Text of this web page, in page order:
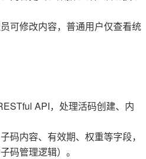
可修改内容，普通用户仅查看统
API，处理活码创建、内
码内容、有效期、权重等字段，
码管理逻辑）‌。